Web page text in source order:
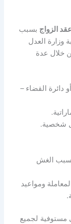
الزواج بسبب
وزارة العدل
خلال عدة
دائرة القضاء –
شخصية.
الغش
ومواعيد
مستوفية لجميع